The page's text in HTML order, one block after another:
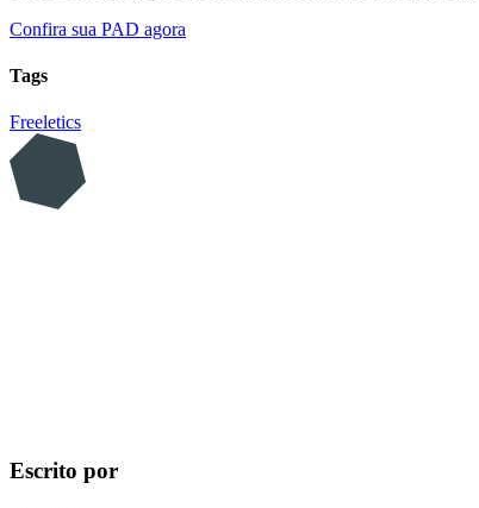
Confira sua PAD agora
Tags
Freeletics
Escrito por